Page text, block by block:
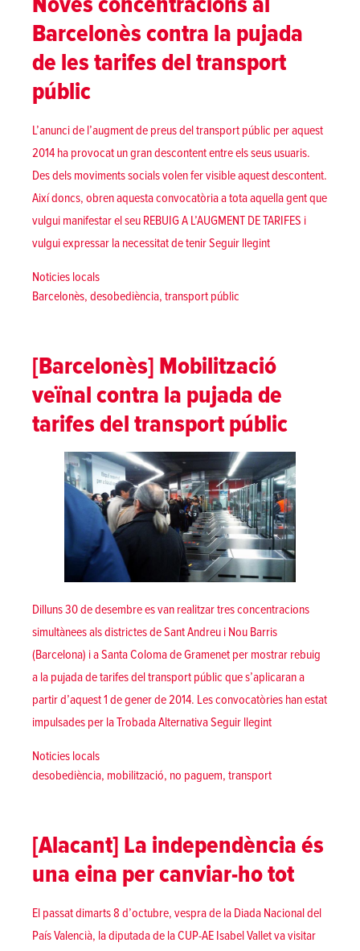
Barcelonès contra la pujada
de les tarifes del transport
públic
L’anunci de l’augment de preus del transport públic per aquest
2014 ha provocat un gran descontent entre els seus usuaris.
Des dels moviments socials volen fer visible aquest descontent.
Així doncs, obren aquesta convocatòria a tota aquella gent que
vulgui manifestar el seu REBUIG A L’AUGMENT DE TARIFES i
vulgui expressar la necessitat de tenirSeguir llegint«Noves
Posted in
Noticies locals
Tags:
Barcelonès, desobediència, transport públic
[Barcelonès] Mobilització
veïnal contra la pujada de
tarifes del transport públic
Dilluns 30 de desembre es van realitzar tres concentracions
simultànees als districtes de Sant Andreu i Nou Barris
(Barcelona) i a Santa Coloma de Gramenet per mostrar rebuig
a la pujada de tarifes del transport públic que s’aplicaran a
partir d’aquest 1 de gener de 2014. Les convocatòries han estat
impulsades per la Trobada AlternativaSeguir llegint«[Barcelonès]
Posted in
Noticies locals
Tags:
desobediència, mobilització, no paguem, transport
[Alacant] La independència és
una eina per canviar-ho tot
El passat dimarts 8 d’octubre, vespra de la Diada Nacional del
País Valencià, la diputada de la CUP-AE Isabel Vallet va visitar